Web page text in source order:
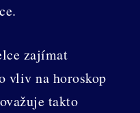
zajímat
vliv na horoskop
takto